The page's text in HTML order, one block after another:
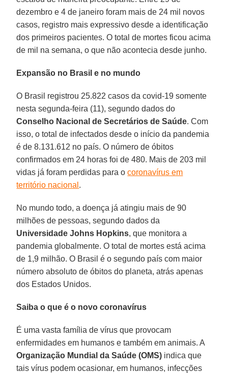
dezembro e 4 de janeiro foram mais de 24 mil novos
casos, registro mais expressivo desde a identificação
dos primeiros pacientes. O total de mortes ficou acima
de mil na semana, o que não acontecia desde junho.
Expansão no Brasil e no mundo
O Brasil registrou 25.822 casos da covid-19 somente
nesta segunda-feira (11), segundo dados do
Conselho Nacional de Secretários de Saúde. Com
isso, o total de infectados desde o início da pandemia
é de 8.131.612 no país. O número de óbitos
confirmados em 24 horas foi de 480. Mais de 203 mil
vidas já foram perdidas para ocoronavírus em
território nacional .
No mundo todo, a doença já atingiu mais de 90
milhões de pessoas, segundo dados da
Universidade Johns Hopkins, que monitora a
pandemia globalmente. O total de mortes está acima
de 1,9 milhão. O Brasil é o segundo país com maior
número absoluto de óbitos do planeta, atrás apenas
dos Estados Unidos.
Saiba o que é o novo coronavírus
É uma vasta família de vírus que provocam
enfermidades em humanos e também em animais. A
Organização Mundial da Saúde (OMS) indica que
tais vírus podem ocasionar, em humanos, infecções